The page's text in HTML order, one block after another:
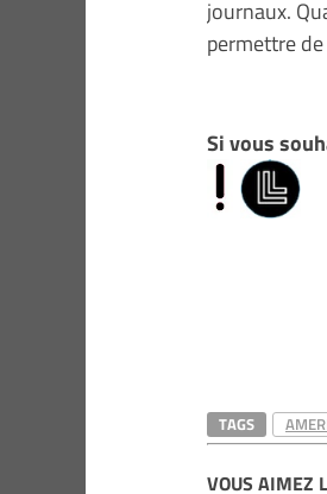
journaux.
permettre
Si vous
TAGS
VOUS AIMEZ